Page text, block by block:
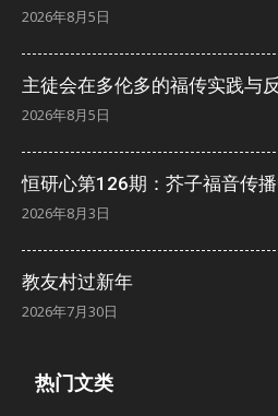
2026年8月5日
主徒会在多伦多的福传实践与
2026年8月5日
恒研心第126期：芥子福音传
2026年8月3日
教友村过新年
2026年7月30日
热门文类